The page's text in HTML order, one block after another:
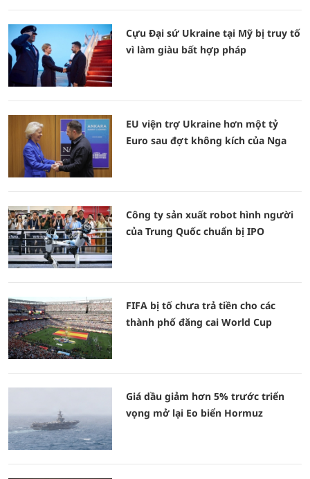
Cựu Đại sứ Ukraine tại Mỹ bị truy tố
vì làm giàu bất hợp pháp
EU viện trợ Ukraine hơn một tỷ
Euro sau đợt không kích của Nga
Công ty sản xuất robot hình người
của Trung Quốc chuẩn bị IPO
FIFA bị tố chưa trả tiền cho các
thành phố đăng cai World Cup
Giá dầu giảm hơn 5% trước triển
vọng mở lại Eo biển Hormuz